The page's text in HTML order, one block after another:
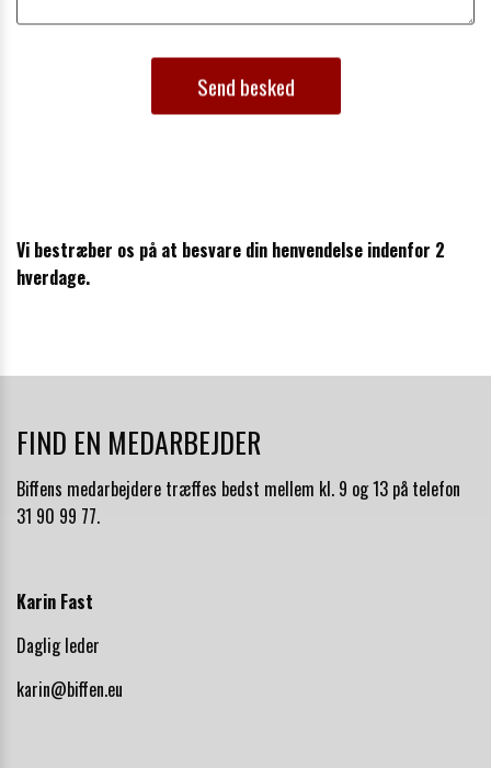
Send besked
Vi bestræber os på at besvare din henvendelse indenfor 2
hverdage.
FIND EN MEDARBEJDER
Biffens medarbejdere træffes bedst mellem kl. 9 og 13 på telefon
31 90 99 77.
Karin Fast
Daglig leder
karin@biffen.eu